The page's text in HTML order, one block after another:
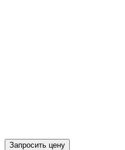
Запросить цену